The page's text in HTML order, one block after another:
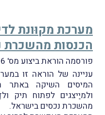
מערכת מקוּונת
הכנסות
פורסמה הוראת ביצוע מס' 5/2006 (
עניינה של הוראה זו
המיסים השיקה באתר
ולמיַיצגים לפתוח תיק
מהשכרת נכסים בישראל.